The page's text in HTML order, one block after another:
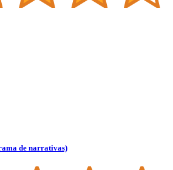
de narrativas)